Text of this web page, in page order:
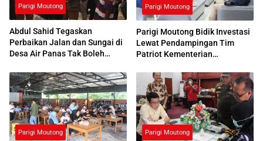
Parigi Moutong
Abdul Sahid Tegaskan
Perbaikan Jalan dan Sungai di
Desa Air Panas Tak Boleh
Parigi Moutong
Parigi Moutong Bidik Investasi
Lewat Pendampingan Tim
Patriot Kementerian
Parigi Moutong Parigi Moutong